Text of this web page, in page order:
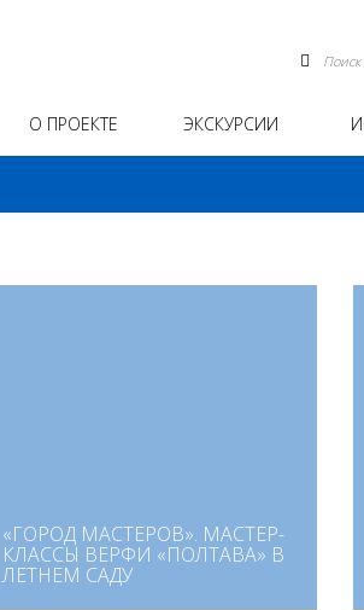
О ПРОЕКТЕ ЭКСКУРСИИ
«ГОРОД МАСТЕРОВ». МАСТЕР-
КЛАССЫ ВЕРФИ «ПОЛТАВА» В
ЛЕТНЕМ САДУ